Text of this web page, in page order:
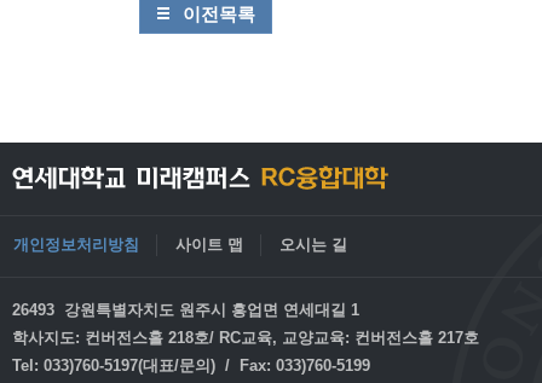
이전목록
개인정보처리방침 사이트 맵 오시는 길
26493 강원특별자치도 원주시 흥업면 연세대길 1
학사지도: 컨버전스홀 218호/ RC교육, 교양교육: 컨버전스홀 217호
Tel: 033)760-5197(대표/문의) / Fax: 033)760-5199